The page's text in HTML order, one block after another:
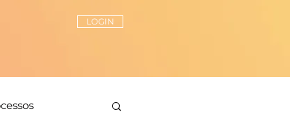
LOGIN